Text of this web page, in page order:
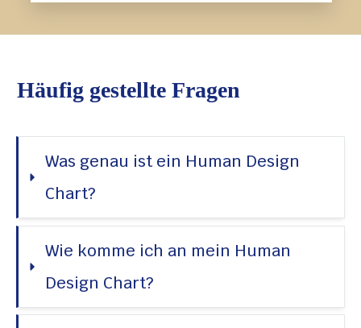
Häufig gestellte Fragen
Was genau ist ein Human Design
Chart?
Wie komme ich an mein Human
Design Chart?